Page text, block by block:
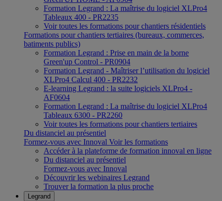
Formation Legrand : La maîtrise du logiciel XLPro4
Tableaux 400 - PR2235
Voir toutes les formations pour chantiers résidentiels
Formations pour chantiers tertiaires (bureaux, commerces,
batiments publics)
Formation Legrand : Prise en main de la borne
Green'up Control - PR0904
Formation Legrand - Maîtriser l’utilisation du logiciel
XLPro4 Calcul 400 - PR2232
E-learning Legrand : la suite logiciels XLPro4 -
AF0604
Formation Legrand : La maîtrise du logiciel XLPro4
Tableaux 6300 - PR2260
Voir toutes les formations pour chantiers tertiaires
Du distanciel au présentiel
Formez-vous avec Innoval Voir les formations
Accéder à la plateforme de formation innoval en ligne
Du distanciel au présentiel
Formez-vous avec Innoval
Découvrir les webinaires Legrand
Trouver la formation la plus proche
Legrand